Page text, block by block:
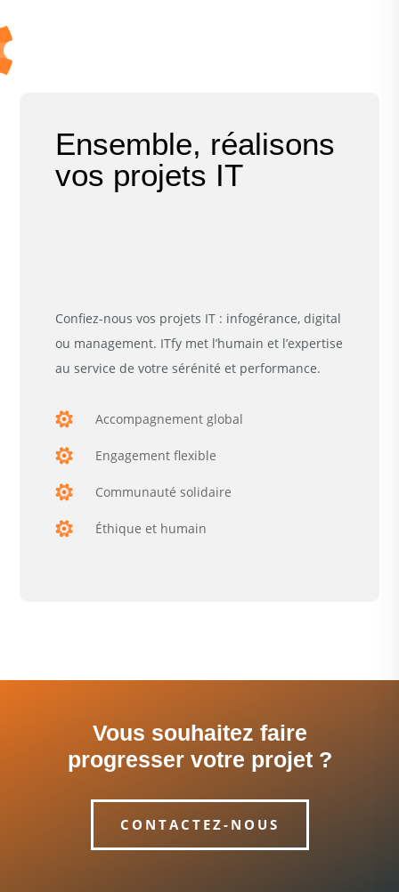
Ensemble, réalisons
vos projets IT
Confiez-nous vos projets IT : infogérance, digital
ou management. ITfy met l’humain et l’expertise
au service de votre sérénité et performance.
Accompagnement global
Engagement flexible
Communauté solidaire
Éthique et humain
Vous souhaitez faire
progresser votre projet ?
CONTACTEZ-NOUS